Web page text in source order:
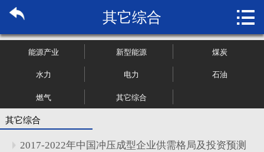
关于博纳
管理咨询
其它综合 
能源产业 新型能源 煤炭
水力 电力 石油
燃气 其它综合
其它综合
2017-2022年中国冲压成型企业供需格局及投资预测